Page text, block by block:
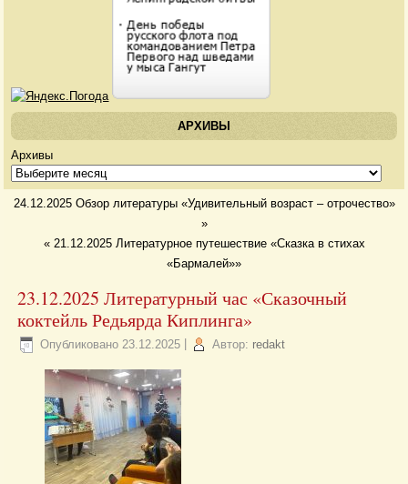
АРХИВЫ
Архивы
24.12.2025 Обзор литературы «Удивительный возраст – отрочество»
»
« 21.12.2025 Литературное путешествие «Сказка в стихах
«Бармалей»»
23.12.2025 Литературный час «Сказочный
коктейль Редьярда Киплинга»
Опубликовано 23.12.2025 Автор: redakt